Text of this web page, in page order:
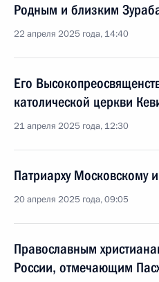
Родным и близким
22 апреля 2025 года, 14:40
Его
католической церкви
21 апреля 2025 года, 12:30
Патриарху Московскому
20 апреля 2025 года, 09:05
Православным
России, отмечающим